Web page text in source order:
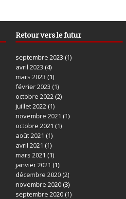
Retour vers le futur
septembre 2023 (1)
avril 2023 (4)
mars 2023 (1)
février 2023 (1)
octobre 2022(2)
juillet 2022(1)
novembre 2021 (1)
octobre 2021 (1)
août 2021 (1)
avril 2021 (1)
mars 2021 (1)
janvier 2021 (1)
décembre 2020(2)
novembre 2020(3)
septembre 2020(1)